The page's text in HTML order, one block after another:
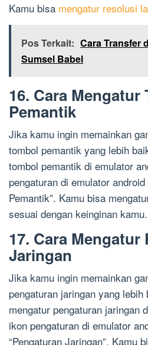
Kamu bisa mengatur resolusi
Pos Terkait: Cara Transfer
Sumsel Babel
16. Cara Mengatur
Pemantik
Jika kamu ingin memainkan
tombol pemantik yang lebih
tombol pemantik di emulator
pengaturan di emulator
Pemantik”. Kamu bisa
sesuai dengan keinginan kamu.
17. Cara Mengatur
Jaringan
Jika kamu ingin memainkan
pengaturan jaringan yang
mengatur pengaturan jaringan
ikon pengaturan di emulator
“Pengaturan Jaringan”. Kamu